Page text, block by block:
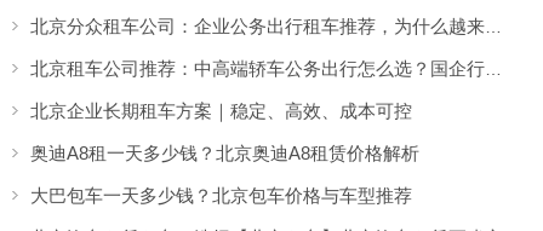
北京分众租车公司：企业公务出行租车推荐，为什么越来越多人首选正规北京租车公司？
北京租车公司推荐：中高端轿车公务出行怎么选？国企行政更看重正规与稳定
北京企业长期租车方案｜稳定、高效、成本可控
奥迪A8租一天多少钱？北京奥迪A8租赁价格解析
大巴包车一天多少钱？北京包车价格与车型推荐